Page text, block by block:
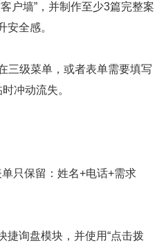
户墙”，并制作至少3篇完整案
全感。
三级菜单，或者表单需要填写
冲动流失。
只保留：姓名+电话+需求
捷询盘模块，并使用“点击拨